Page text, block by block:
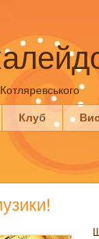
Клуб